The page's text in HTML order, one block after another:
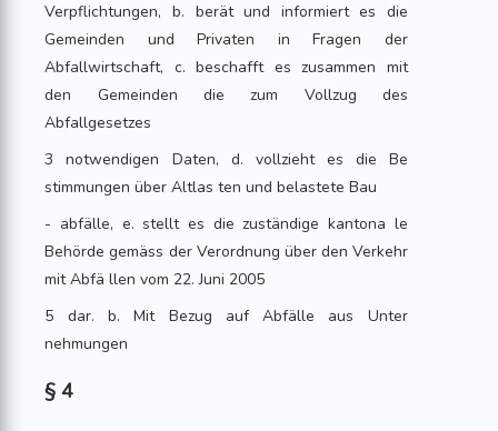
Verpflichtungen, b. berät und informiert es die
Gemeinden und Privaten in Fragen der
Abfallwirtschaft, c. beschafft es zusammen mit
den Gemeinden die zum Vollzug des
Abfallgesetzes
3 notwendigen Daten, d. vollzieht es die Be
stimmungen über Altlas ten und belastete Bau
- abfälle, e. stellt es die zuständige kantona le
Behörde gemäss der Verordnung über den Verkehr
mit Abfä llen vom 22. Juni 2005
5 dar. b. Mit Bezug auf Abfälle aus Unter
nehmungen
§ 4